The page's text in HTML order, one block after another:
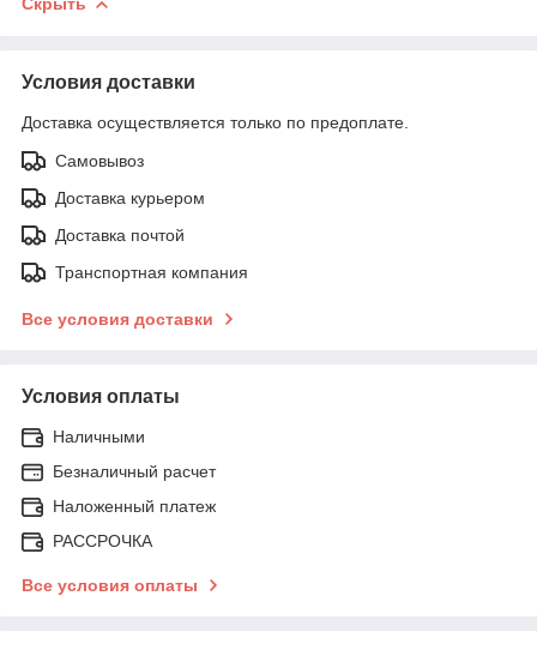
Условия доставки
Доставка осуществляется только по предоплате.
Самовывоз
Доставка курьером
Доставка почтой
Транспортная компания
Все условия доставки
Условия оплаты
Наличными
Безналичный расчет
Наложенный платеж
РАССРОЧКА
Все условия оплаты